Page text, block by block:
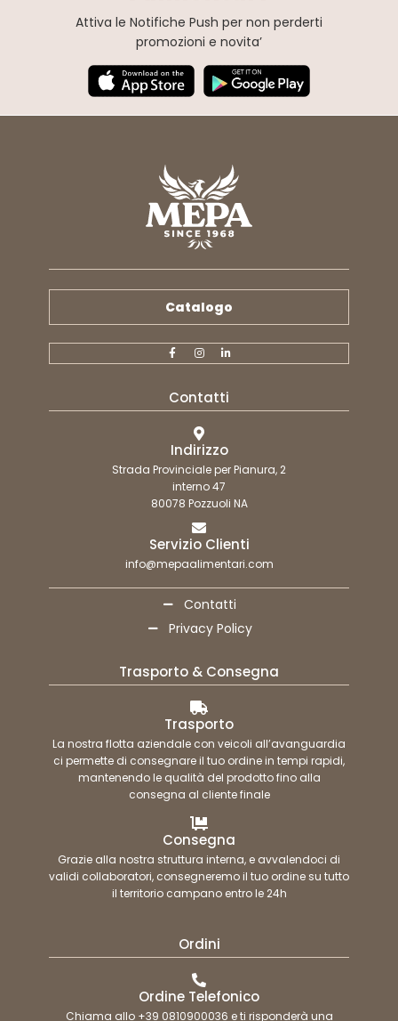
Attiva le Notifiche Push per non perderti
promozioni e novita’
Catalogo
Contatti
Indirizzo
Strada Provinciale per Pianura, 2
interno 47
80078 Pozzuoli NA
Servizio Clienti
info@mepaalimentari.com
Contatti
Privacy Policy
Trasporto & Consegna
Trasporto
La nostra flotta aziendale con veicoli all’avanguardia
ci permette di consegnare il tuo ordine in tempi rapidi,
mantenendo le qualità del prodotto fino alla
consegna al cliente finale
Consegna
Grazie alla nostra struttura interna, e avvalendoci di
validi collaboratori, consegneremo il tuo ordine su tutto
il territorio campano entro le 24h
Ordini
Ordine Telefonico
Chiama allo +39 0810900036 e ti risponderà una